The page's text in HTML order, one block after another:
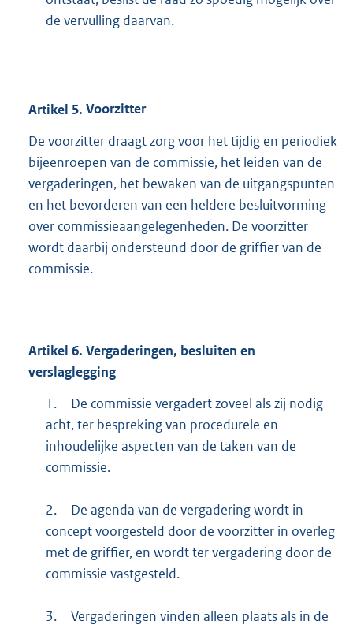
de vervulling daarvan.
Artikel 5. Voorzitter
De voorzitter draagt zorg voor het tijdig en periodiek
bijeenroepen van de commissie, het leiden van de
vergaderingen, het bewaken van de uitgangspunten
en het bevorderen van een heldere besluitvorming
over commissieaangelegenheden. De voorzitter
wordt daarbij ondersteund door de griffier van de
commissie.
Artikel 6. Vergaderingen, besluiten en
verslaglegging
1.
De commissie vergadert zoveel als zij nodig
acht, ter bespreking van procedurele en
inhoudelijke aspecten van de taken van de
commissie.
2.
De agenda van de vergadering wordt in
concept voorgesteld door de voorzitter in overleg
met de griffier, en wordt ter vergadering door de
commissie vastgesteld.
3.
Vergaderingen vinden alleen plaats als in de